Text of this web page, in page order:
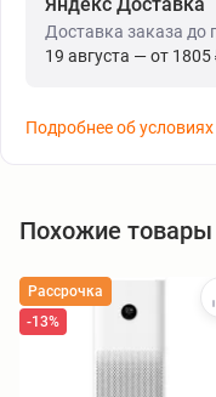
Доставка заказа до
19 августа — от 1805
Подробнее об
Похожие товары
Рассрочка
-13%